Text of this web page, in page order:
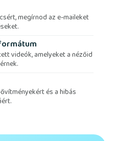
megírnod az e-maileket
videók, amelyeket a nézőid
és a hibás